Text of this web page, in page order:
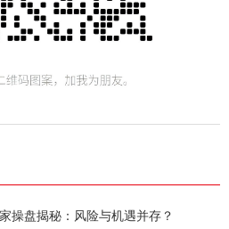
操盘揭秘：风险与机遇并存？